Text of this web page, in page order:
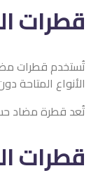
قطرات
تُستخدم قطرات
الأنواع المتاحة
تُعد قطرة مضاد
قطرات